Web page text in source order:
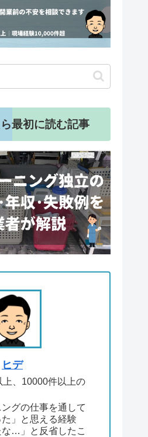
最初に読む記事
ヒデ
、10000件以上の
グの仕事を通して
た」と思える経験
な…」と反省したこ